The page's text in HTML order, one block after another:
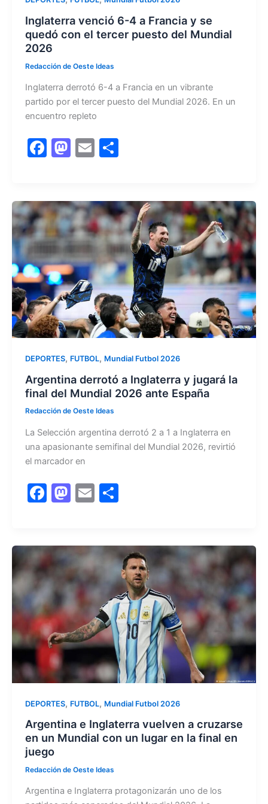
Inglaterra venció 6-4 a Francia y se
quedó con el tercer puesto del Mundial
2026
Redacción de Oeste Ideas
Inglaterra derrotó 6-4 a Francia en un vibrante
partido por el tercer puesto del Mundial 2026. En un
encuentro repleto
F
e
b
o
o
k
M
o
d
o
n
E
l
C
p
ar
tir
DEPORTES, FUTBOL, Mundial Futbol 2026
Argentina derrotó a Inglaterra y jugará la
final del Mundial 2026 ante España
Redacción de Oeste Ideas
La Selección argentina derrotó 2 a 1 a Inglaterra en
una apasionante semifinal del Mundial 2026, revirtió
el marcador en
F
e
b
o
o
k
M
o
d
o
n
E
l
C
p
ar
tir
DEPORTES, FUTBOL, Mundial Futbol 2026
Argentina e Inglaterra vuelven a cruzarse
en un Mundial con un lugar en la final en
juego
Redacción de Oeste Ideas
Argentina e Inglaterra protagonizarán uno de los